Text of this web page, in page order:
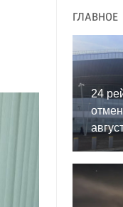
ГЛАВНОЕ
24